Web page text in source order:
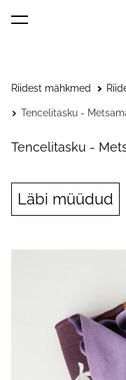
lisati ostukorvi.
Riidest mähkmed
Tencelitasku -
Tencelitasku -
Läbi müüdud